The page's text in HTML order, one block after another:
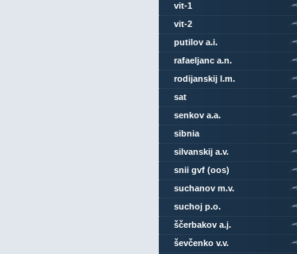
vit-1
vit-2
putilov a.i.
rafaeljanc a.n.
rodijanskij l.m.
sat
senkov a.a.
sibnia
silvanskij a.v.
snii gvf (oos)
suchanov m.v.
suchoj p.o.
ščerbakov a.j.
ševčenko v.v.